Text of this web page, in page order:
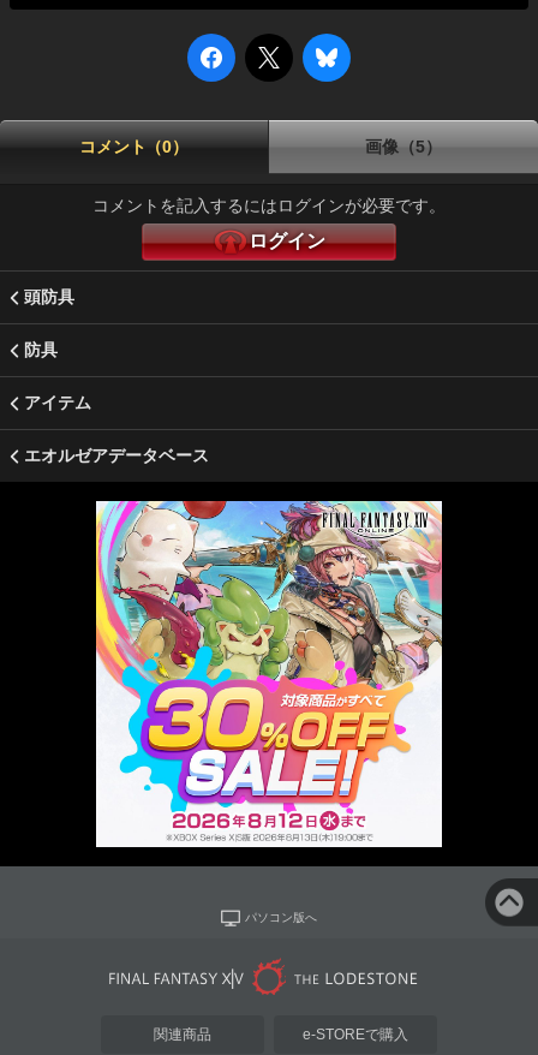
コメント（0） 画像（5）
コメントを記入するにはログインが必要です。
ログイン
頭防具
防具
アイテム
エオルゼアデータベース
パソコン版へ
関連商品 e-STOREで購入